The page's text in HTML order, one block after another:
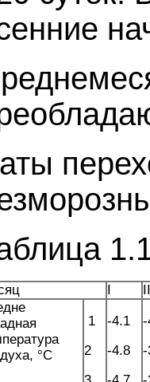
°C
1
2
-4.1
-4.8
-
-